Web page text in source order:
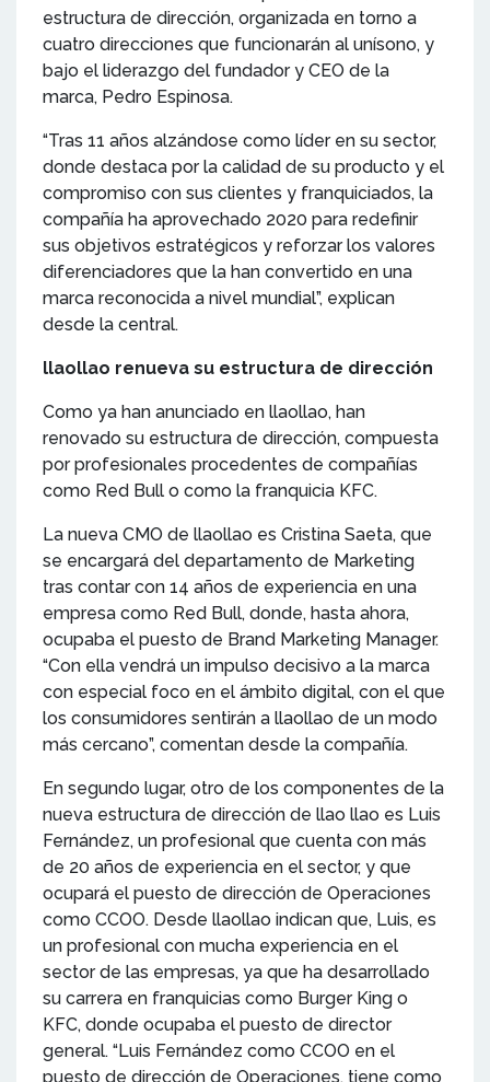
estructura de dirección, organizada en torno a
cuatro direcciones que funcionarán al unísono, y
bajo el liderazgo del fundador y CEO de la
marca, Pedro Espinosa.
“Tras 11 años alzándose como líder en su sector,
donde destaca por la calidad de su producto y el
compromiso con sus clientes y franquiciados, la
compañía ha aprovechado 2020 para redefinir
sus objetivos estratégicos y reforzar los valores
diferenciadores que la han convertido en una
marca reconocida a nivel mundial”, explican
desde la central.
llaollao renueva su estructura de dirección
Como ya han anunciado en llaollao, han
renovado su estructura de dirección, compuesta
por profesionales procedentes de compañías
como Red Bull o como la franquicia KFC.
La nueva CMO de llaollao es Cristina Saeta, que
se encargará del departamento de Marketing
tras contar con 14 años de experiencia en una
empresa como Red Bull, donde, hasta ahora,
ocupaba el puesto de Brand Marketing Manager.
“Con ella vendrá un impulso decisivo a la marca
con especial foco en el ámbito digital, con el que
los consumidores sentirán a llaollao de un modo
más cercano”, comentan desde la compañía.
En segundo lugar, otro de los componentes de la
nueva estructura de dirección de llao llao es Luis
Fernández, un profesional que cuenta con más
de 20 años de experiencia en el sector, y que
ocupará el puesto de dirección de Operaciones
como CCOO. Desde llaollao indican que, Luis, es
un profesional con mucha experiencia en el
sector de las empresas, ya que ha desarrollado
su carrera en franquicias como Burger King o
KFC, donde ocupaba el puesto de director
general. “Luis Fernández como CCOO en el
puesto de dirección de Operaciones, tiene como